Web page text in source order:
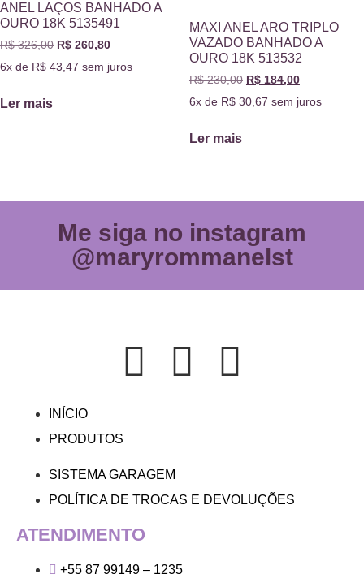
ANEL LAÇOS BANHADO A
OURO 18K 5135491
R$326,00 R$ 260,80
6x de R$ 43,47 sem juros
Ler mais
MAXI ANEL ARO TRIPLO
VAZADO BANHADO A
OURO 18K 513532
R$230,00 R$184,00
6x de R$30,67 sem juros
Ler mais
Me siga no instagram
@maryrommanelst
INÍCIO
PRODUTOS
SISTEMA GARAGEM
POLÍTICA DE TROCAS E DEVOLUÇÕES
ATENDIMENTO
+55 87 99149 – 1235